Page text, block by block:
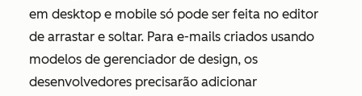
em desktop e mobile só pode ser feita no editor
de arrastar e soltar. Para e-mails criados usando
modelos de gerenciador de design, os
desenvolvedores precisarão adicionar